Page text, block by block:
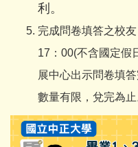
利。
完成問卷填答之校
17：00(不含國定假
展中心出示問卷填
數量有限，兌完為止